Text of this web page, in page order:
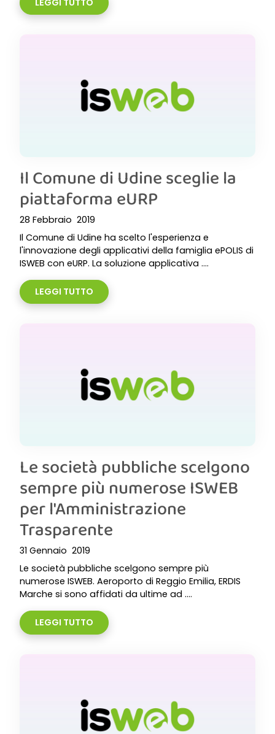
LEGGI TUTTO
Il Comune di Udine sceglie la
piattaforma eURP
28 Febbraio 2019
Il Comune di Udine ha scelto l'esperienza e
l'innovazione degli applicativi della famiglia ePOLIS di
ISWEB con eURP. La soluzione applicativa ....
LEGGI TUTTO
Le società pubbliche scelgono
sempre più numerose ISWEB
per l'Amministrazione
Trasparente
31 Gennaio 2019
Le società pubbliche scelgono sempre più
numerose ISWEB. Aeroporto di Reggio Emilia, ERDIS
Marche si sono affidati da ultime ad ....
LEGGI TUTTO